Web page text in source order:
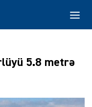
5.8 metrə